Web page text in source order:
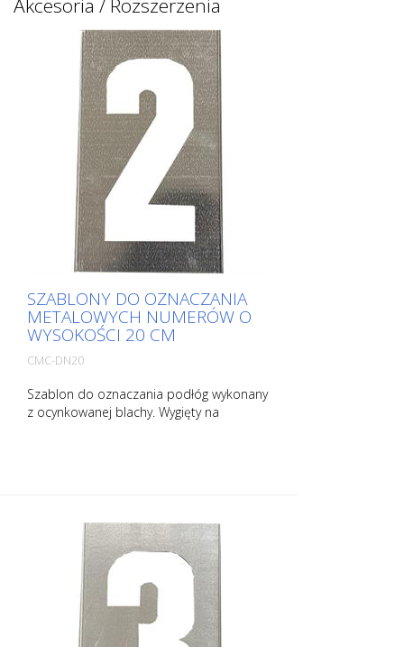
Akcesoria / Rozszerzenia
SZABLONY DO OZNACZANIA
METALOWYCH NUMERÓW O
WYSOKOŚCI 20 CM
CMC-DN20
Szablon do oznaczania podłóg wykonany
z ocynkowanej blachy. Wygięty na